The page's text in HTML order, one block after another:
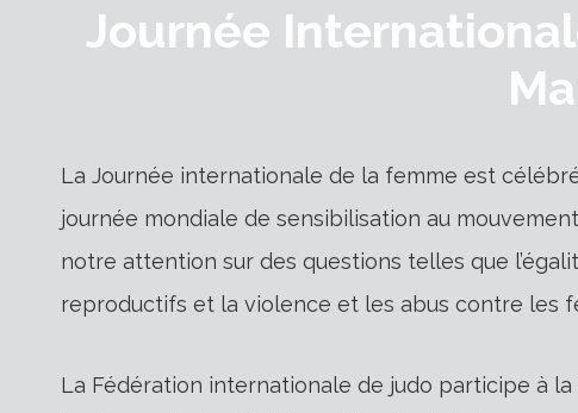
Journée
La Journée internationale de la femme est
journée mondiale de sensibilisation au
notre attention sur des questions telles que
reproductifs et la violence et les abus contre les
La Fédération internationale de judo participe à